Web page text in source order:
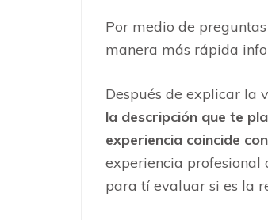
Por medio de
manera más rápida
Después de explicar la
la descripción que te
experiencia coincide
experiencia profesional
para tí evaluar si es la